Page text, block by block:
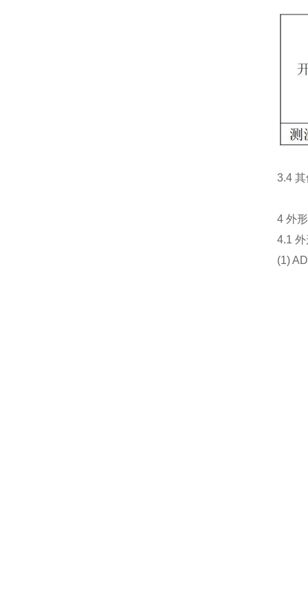
3.4 其
4 外形
4.1 外
(1)